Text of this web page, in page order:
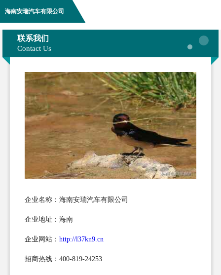
海南安瑞汽车有限公司
联系我们
Contact Us
企业名称：海南安瑞汽车有限公司
企业地址：海南
企业网站： http://l37kn9.cn
招商热线：400-819-24253